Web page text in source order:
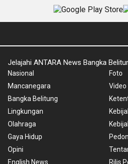
Jelajahi ANTARA News Bangka
Nasional
Mancanegara
Bangka Belitung
Lingkungan
Olahraga
Gaya Hidup
Opini
English News
Foto
Video
Rilis